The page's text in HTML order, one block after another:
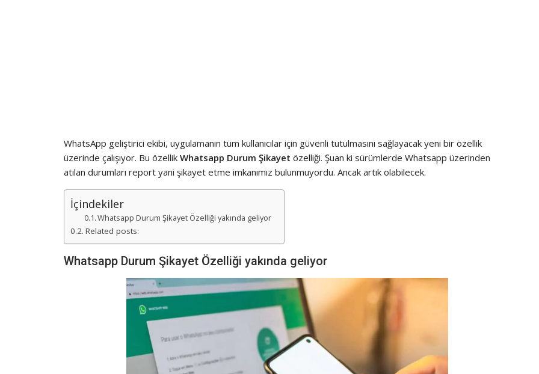
WhatsApp geliştirici ekibi, uygulamanın tüm kullanıcılar için güvenli tutulmasını sağlayacak yeni bir özellik
üzerinde çalışıyor. Bu özellik Whatsapp Durum Şikayet özelliği. Şuan ki sürümlerde Whatsapp üzerinden
atılan durumları report yani şikayet etme imkanımız bulunmuyordu. Ancak artık olabilecek.
İçindekiler
Whatsapp Durum Şikayet Özelliği yakında geliyor
Related posts:
Whatsapp Durum Şikayet Özelliği yakında geliyor